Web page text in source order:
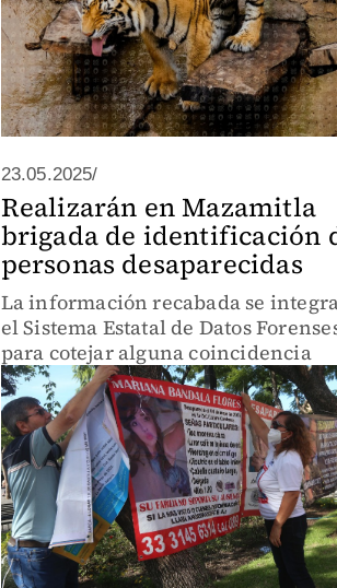
23.05.2025/
Realizarán en Mazamitla
brigada de identificación
personas desaparecidas
La información recabada se
el Sistema Estatal de Datos
para cotejar alguna coincidencia